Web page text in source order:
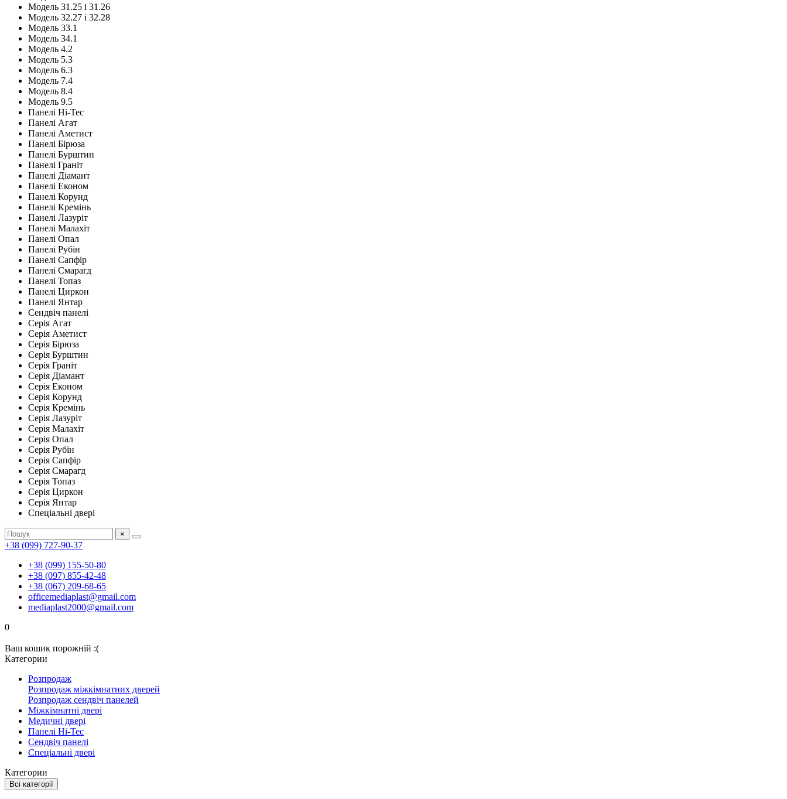
Модель 31.25 і 31.26
Модель 32.27 і 32.28
Модель 33.1
Модель 34.1
Модель 4.2
Модель 5.3
Модель 6.3
Модель 7.4
Модель 8.4
Модель 9.5
Панелі Hi-Tec
Панелі Агат
Панелі Аметист
Панелі Бірюза
Панелі Бурштин
Панелі Граніт
Панелі Діамант
Панелі Економ
Панелі Корунд
Панелі Кремінь
Панелі Лазуріт
Панелі Малахіт
Панелі Опал
Панелі Рубін
Панелі Сапфір
Панелі Смарагд
Панелі Топаз
Панелі Циркон
Панелі Янтар
Сендвіч панелі
Серія Агат
Серія Аметист
Серія Бірюза
Серія Бурштин
Серія Граніт
Серія Діамант
Серія Економ
Серія Корунд
Серія Кремінь
Серія Лазуріт
Серія Малахіт
Серія Опал
Серія Рубін
Серія Сапфір
Серія Смарагд
Серія Топаз
Серія Циркон
Серія Янтар
Спеціальні двері
×
+38 (099) 727-90-37
+38 (099) 155-50-80
+38 (097) 855-42-48
+38 (067) 209-68-65
officemediaplast@gmail.com
mediaplast2000@gmail.com
0
Ваш кошик порожній :(
Категории
Розпродаж
Розпродаж міжкімнатних дверей
Розпродаж сендвіч панелей
Міжкімнатні двері
Медичні двері
Панелі Hi-Tec
Сендвіч панелі
Спеціальні двері
Категории
Всі категорії